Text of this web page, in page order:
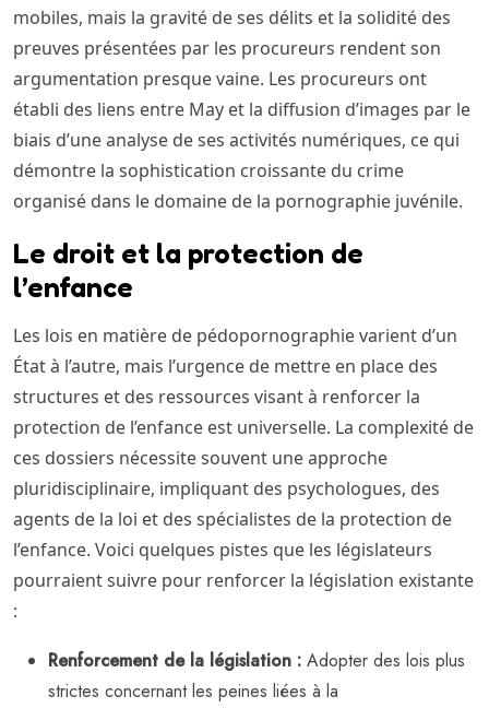
mobiles, mais la gravité de ses délits et la solidité des
preuves présentées par les procureurs rendent son
argumentation presque vaine. Les procureurs ont
établi des liens entre May et la diffusion d’images par le
biais d’une analyse de ses activités numériques, ce qui
démontre la sophistication croissante du crime
organisé dans le domaine de la pornographie juvénile.
Le droit et la protection de
l’enfance
Les lois en matière de pédopornographie varient d’un
État à l’autre, mais l’urgence de mettre en place des
structures et des ressources visant à renforcer la
protection de l’enfance est universelle. La complexité de
ces dossiers nécessite souvent une approche
pluridisciplinaire, impliquant des psychologues, des
agents de la loi et des spécialistes de la protection de
l’enfance. Voici quelques pistes que les législateurs
pourraient suivre pour renforcer la législation existante
:
Renforcement de la législation : Adopter des lois plus
strictes concernant les peines liées à la